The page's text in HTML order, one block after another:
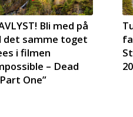
Bli med på
det samme toget
i filmen
– Dead
One”